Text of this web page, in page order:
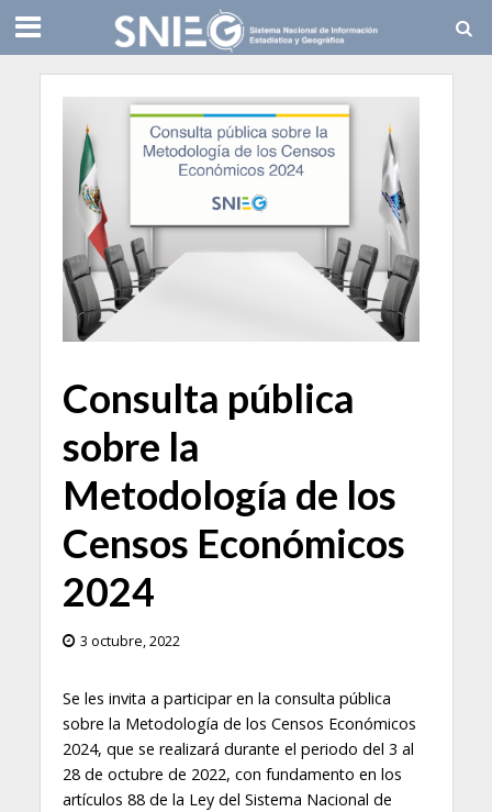
Consulta pública
sobre la
Metodología de los
Censos Económicos
2024
3 octubre, 2022
Se les invita a participar en la consulta pública
sobre la Metodología de los Censos Económicos
2024, que se realizará durante el periodo del 3 al
28 de octubre de 2022, con fundamento en los
artículos 88 de la Ley del Sistema Nacional de